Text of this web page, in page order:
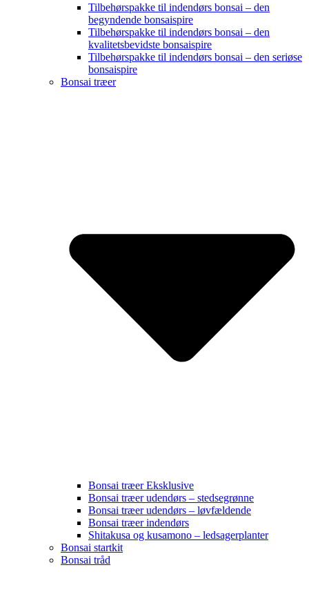
Tilbehørspakke til indendørs bonsai – den
begyndende bonsaispire
Tilbehørspakke til indendørs bonsai – den
kvalitetsbevidste bonsaispire
Tilbehørspakke til indendørs bonsai – den seriøse
bonsaispire
Bonsai træer
Bonsai træer Eksklusive
Bonsai træer udendørs – stedsegrønne
Bonsai træer udendørs – løvfældende
Bonsai træer indendørs
Shitakusa og kusamono – ledsagerplanter
Bonsai startkit
Bonsai tråd